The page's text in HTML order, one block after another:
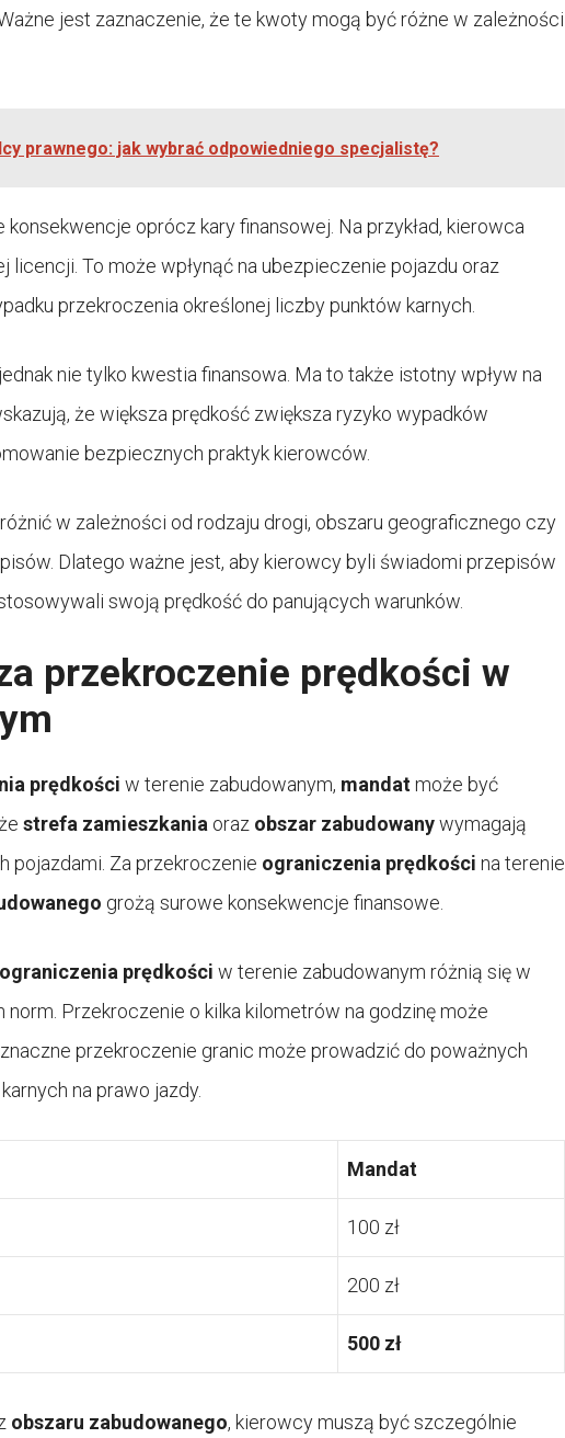
jest zaznaczenie, że te kwoty mogą być różne w zależności
prawnego: jak wybrać odpowiedniego specjalistę?
oprócz kary finansowej. Na przykład, kierowca
licencji. To może wpłynąć na ubezpieczenie pojazdu oraz
przekroczenia określonej liczby punktów karnych.
nie tylko kwestia finansowa. Ma to także istotny wpływ na
że większa prędkość zwiększa ryzyko wypadków
bezpiecznych praktyk kierowców.
w zależności od rodzaju drogi, obszaru geograficznego czy
Dlatego ważne jest, aby kierowcy byli świadomi przepisów
swoją prędkość do panujących warunków.
przekroczenie prędkości w
prędkości w terenie zabudowanym, mandatmoże być
strefa zamieszkania oraz obszar zabudowanywymagają
pojazdami. Za przekroczenie ograniczenia prędkości na terenie
grożą surowe konsekwencje finansowe.
ograniczenia prędkości w terenie zabudowanym różnią się w
Przekroczenie o kilka kilometrów na godzinę może
przekroczenie granic może prowadzić do poważnych
na prawo jazdy.
Mandat
100 zł
200 zł
500 zł
obszaru zabudowanego, kierowcy muszą być szczególnie